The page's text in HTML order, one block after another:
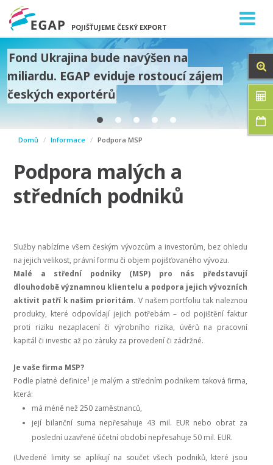
POJIŠŤUJEME ČESKÝ EXPORT
Fond Ukrajina bude navýšen na
miliardu. EGAP eviduje rostoucí zájem
českých exportérů
Domů Informace Podpora MSP
Podpora malých a
středních podniků
Služby nabízíme všem českým vývozcům a investorům, bez ohledu
na jejich velikost, právní formu či objem pojišťovaného vývozu.
Malé a střední podniky (MSP) pro nás představují
dlouhodobě významnou klientelu a podpora jejich vývozních
aktivit patří k našim prioritám. V našem portfoliu tak naleznou
produkty, které odpovídají jejich potřebám – od pojištění faktur
proti riziku nezaplacení či výrobního rizika, úvěrů na pracovní
kapitál či investic až po záruky za provedení či zádržné.
Je vaše firma MSP?
Podle platné definice1 je malým a středním podnikem taková firma,
která:
má méně než 250 zaměstnanců,
její bilanční suma nepřesahuje 43 mil. EUR nebo obrat za
poslední uzavřené účetní období nepřesahuje 50 mil. EUR.
(Uvedené limity se aplikují na součet všech podniků, které jsou